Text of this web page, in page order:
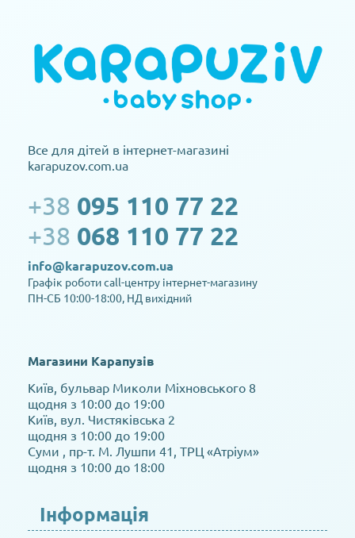
Все для дітей в інтернет-магазині
karapuzov.com.ua
+38 095 110 77 22
+38 068 110 77 22
info@karapuzov.com.ua
Графік роботи call-центру інтернет-магазину
ПН-СБ 10:00-18:00, НД вихідний
Магазини Карапузів
Київ, бульвар Миколи Міхновського 8
щодня з 10:00 до 19:00
Київ, вул. Чистяківська 2
щодня з 10:00 до 19:00
Суми , пр-т. М. Лушпи 41, ТРЦ «Атріум»
щодня з 10:00 до 18:00
Інформація